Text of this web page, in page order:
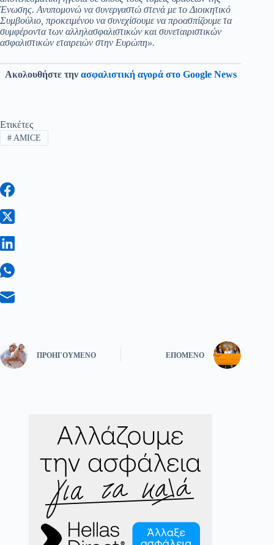
Ένωσης. Ανυπομονώ να συνεργαστώ στενά με το Διοικητικό
Συμβούλιο, προκειμένου να συνεχίσουμε να προασπίζουμε τα
συμφέροντα των αλληλασφαλιστικών και συνεταιριστικών
ασφαλιστικών εταιρειών στην Ευρώπη».
Ακολουθήστε την ασφαλιστική αγορά στο Google News
Ετικέτες
#AMICE
ΠΡΟΗΓΟΎΜΕΝΟ ΕΠΌΜΕΝΟ